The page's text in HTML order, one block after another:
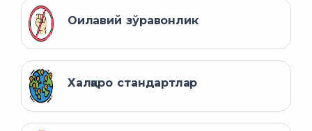
Оилавий зўравонлик
Халқаро стандартлар